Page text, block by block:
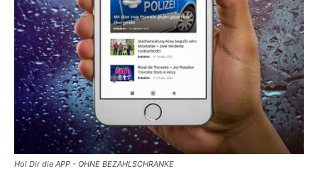
Hol Dir die APP - OHNE BEZAHLSCHRANKE